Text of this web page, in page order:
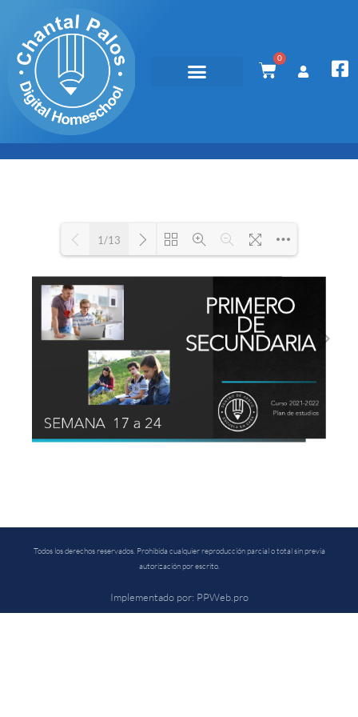
0
1/13
Todos los derechos reservados. Prohibida cualquier reproducción parcial o total sin previa
autorización por escrito.
Implementado por: PPWeb.pro